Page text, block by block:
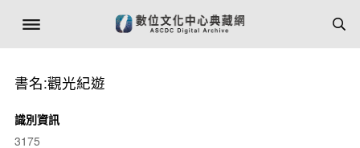
書名:觀光紀遊
識別資訊
3175